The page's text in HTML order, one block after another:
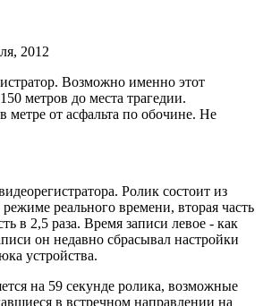
2012
Возможно именно этот
метров до места трагедии.
метре от асфальта по обочине. Не
Ролик состоит из
режиме реального времени, вторая часть
в 2,5 раза. Время записи левое - как
он недавно сбрасывал настройки
устройства.
на 59 секунде ролика, возможные
в встречном направлении на